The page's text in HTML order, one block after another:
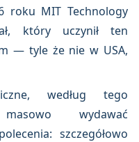
roku MIT Technology
który uczynił ten
— tyle że nie w USA,
według tego
wydawać
szczegółowo